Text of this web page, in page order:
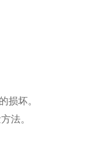
损坏。
法。